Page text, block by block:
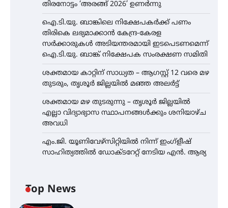
തിരനോട്ടം ‘അരങ്ങ് 2026’ ഉണർന്നു
ഐ.ടി.യു. ബാങ്കിലെ നിക്ഷേപകർക്ക് പണം
തിരികെ ലഭ്യമാക്കാൻ കേന്ദ്ര-കേരള
സർക്കാരുകൾ അടിയന്തരമായി ഇടപെടണമെന്ന്
ഐ.ടി.യു. ബാങ്ക് നിക്ഷേപക സംരക്ഷണ സമിതി
ശക്തമായ കാറ്റിന് സാധ്യത – ആഗസ്റ്റ് 12 വരെ മഴ
തുടരും, തൃശൂർ ജില്ലയിൽ മഞ്ഞ അലർട്ട്
ശക്തമായ മഴ തുടരുന്നു – തൃശൂർ ജില്ലയിൽ
എല്ലാ വിദ്യാഭ്യാസ സ്ഥാപനങ്ങൾക്കും ശനിയാഴ്ച
അവധി
എം.ജി. യൂണിവേഴ്‌സിറ്റിയിൽ നിന്ന് ഇംഗ്ളീഷ്
സാഹിത്യത്തിൽ ഡോക്ടറേറ്റ് നേടിയ എൻ. ആര്യ
Top News